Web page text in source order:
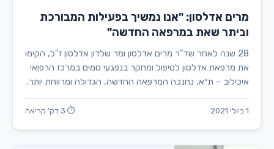
מרים אדלסון: "אנו נמשיך בפעילות המבורכת
וביתר שאת במרפאה החדשה"
28 שנה לאחר שד"ר מרים אדלסון ומר שלדון אדלסון ז"ל, הקימו
את מרפאת אדלסון לטיפול ומחקר בנפגעי סמים במרכז הרפואי
איכילוב – ת״א, נחנכה המרפאה החדשה, הגדולה ומרווחת יותר.
1 ביולי 2021 ⏱ 3 דק' קריאה